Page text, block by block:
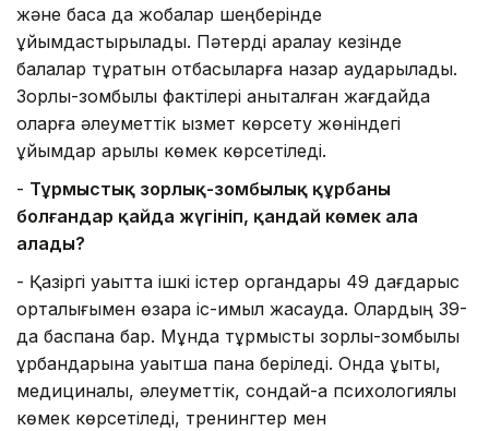
және басқа да жобалар шеңберінде
ұйымдастырылады. Пәтерді аралау кезінде
балалар тұратын отбасыларға назар аударылады.
Зорлық-зомбылық фактілері анықталған жағдайда
оларға әлеуметтік қызмет көрсету жөніндегі
ұйымдар арқылы көмек көрсетіледі.
- Тұрмыстық зорлық-зомбылық құрбаны
болғандар қайда жүгініп, қандай көмек ала
алады?
- Қазіргі уақытта ішкі істер органдары 49 дағдарыс
орталығымен өзара іс-қимыл жасауда. Олардың 39-
да баспана бар. Мұнда тұрмыстық зорлық-зомбылық
құрбандарына уақытша пана беріледі. Онда құқықтық,
медициналық, әлеуметтік, сондай-ақ психологиялық
көмек көрсетіледі, тренингтер мен